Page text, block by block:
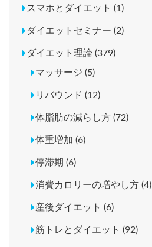
スマホとダイエット (1)
ダイエットセミナー (2)
ダイエット理論 (379)
マッサージ (5)
リバウンド (12)
体脂肪の減らし方 (72)
体重増加 (6)
停滞期 (6)
消費カロリーの増やし方 (4)
産後ダイエット (6)
筋トレとダイエット (92)